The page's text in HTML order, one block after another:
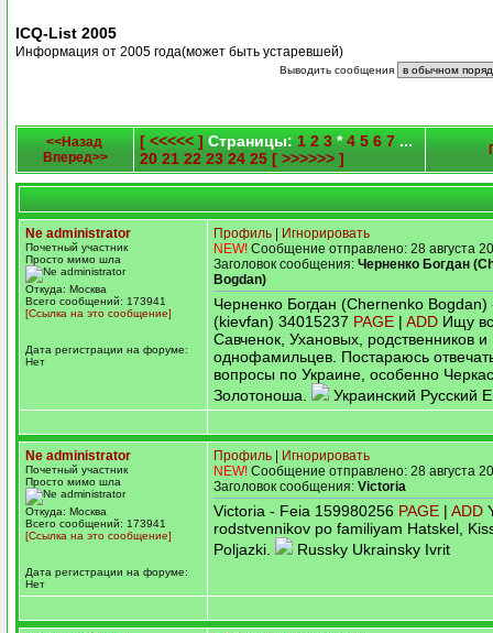
ICQ-List 2005
Информация от 2005 года(может быть устаревшей)
Выводить сообщения
<<Назад
Вперед>>
[ <<<<< ] Страницы: 1 2 3 *4 5 6 7 ...
20 21 22 23 24 25 [ >>>>>> ]
Ne administrator
Почетный участник
Просто мимо шла
Откуда: Москва
Всего сообщений: 173941
[Ссылка на это сообщение]
Дата регистрации на форуме:
Нет
Профиль
Игнорировать
NEW! Сообщение отправлено: 28 августа
Заголовок сообщения: Черненко Богдан
Bogdan)
Черненко Богдан (Chernenko
(kievfan) 34015237 PAGE | ADD Ищу
Савченок, Ухановых, родственников и
однофамильцев. Постараюсь
вопросы по Украине, особенно
Золотоноша.
Украинский Русский
Ne administrator
Почетный участник
Просто мимо шла
Откуда: Москва
Всего сообщений: 173941
[Ссылка на это сообщение]
Дата регистрации на форуме:
Нет
Профиль
Игнорировать
NEW! Сообщение отправлено: 28 августа
Заголовок сообщения: Victoria
Victoria - Feia 159980256 PAGE | ADD
rodstvennikov po familiyam Hatskel,
Poljazki.
Russky Ukrainsky Ivrit